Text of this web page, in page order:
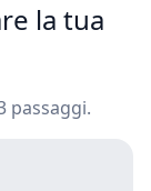
la tua
passaggi.